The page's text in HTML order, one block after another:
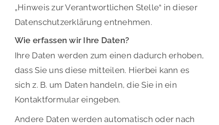
„Hinweis zur Verantwortlichen Stelle“ in dieser
Datenschutzerklärung entnehmen.
Wie erfassen wir Ihre Daten?
Ihre Daten werden zum einen dadurch erhoben,
dass Sie uns diese mitteilen. Hierbei kann es
sich z. B. um Daten handeln, die Sie in ein
Kontaktformular eingeben.
Andere Daten werden automatisch oder nach